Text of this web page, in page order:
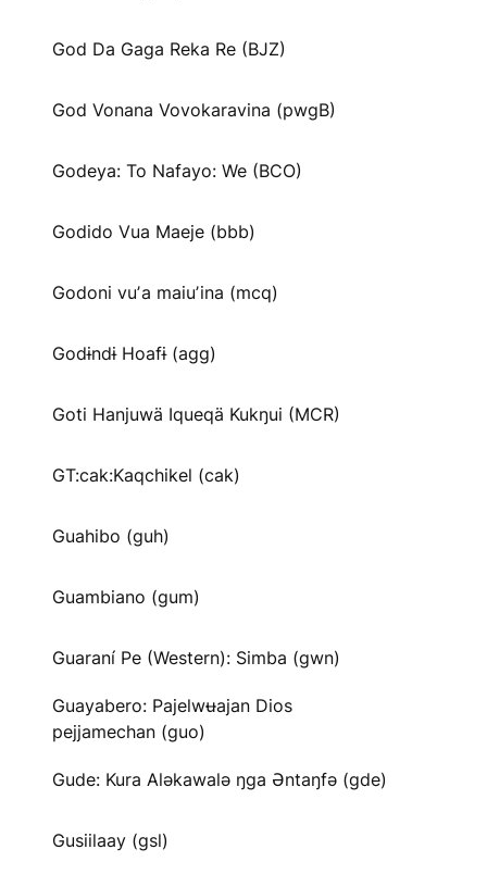
God Da Gaga Reka Re (BJZ)
God Vonana Vovokaravina (pwgB)
Godeya: To Nafayo: We (BCO)
Godido Vua Maeje (bbb)
Godoni vuʼa maiuʼina (mcq)
Godɨndɨ Hoafɨ (agg)
Goti Hanjuwä Iqueqä Kukŋui (MCR)
GT:cak:Kaqchikel (cak)
Guahibo (guh)
Guambiano (gum)
Guaraní Pe (Western): Simba (gwn)
Guayabero: Pajelwʉajan Dios
pejjamechan (guo)
Gude: Kura Aləkawalə ŋga Əntaŋfə (gde)
Gusiilaay (gsl)